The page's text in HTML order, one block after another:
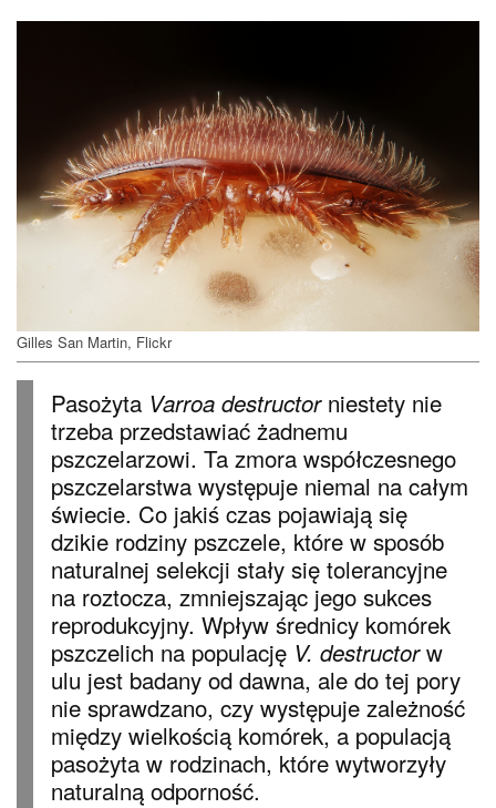
Gilles San Martin, Flickr
Pasożyta Varroa destructor niestety nie
trzeba przedstawiać żadnemu
pszczelarzowi. Ta zmora współczesnego
pszczelarstwa występuje niemal na całym
świecie. Co jakiś czas pojawiają się
dzikie rodziny pszczele, które w sposób
naturalnej selekcji stały się tolerancyjne
na roztocza, zmniejszając jego sukces
reprodukcyjny. Wpływ średnicy komórek
pszczelich na populację V. destructorw
ulu jest badany od dawna, ale do tej pory
nie sprawdzano, czy występuje zależność
między wielkością komórek, a populacją
pasożyta w rodzinach, które wytworzyły
naturalną odporność.